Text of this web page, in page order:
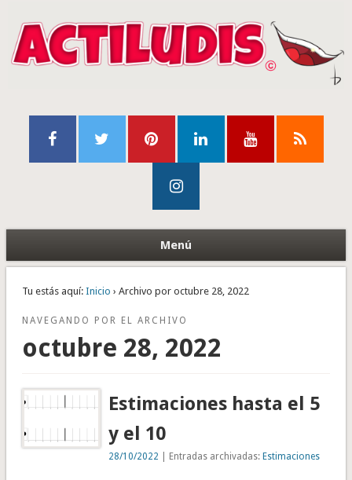
Menú
Tu estás aquí: Inicio › Archivo por octubre 28, 2022
NAVEGANDO POR EL ARCHIVO
octubre 28, 2022
Estimaciones hasta el 5
y el 10
28/10/2022 | Entradas archivadas:Estimaciones